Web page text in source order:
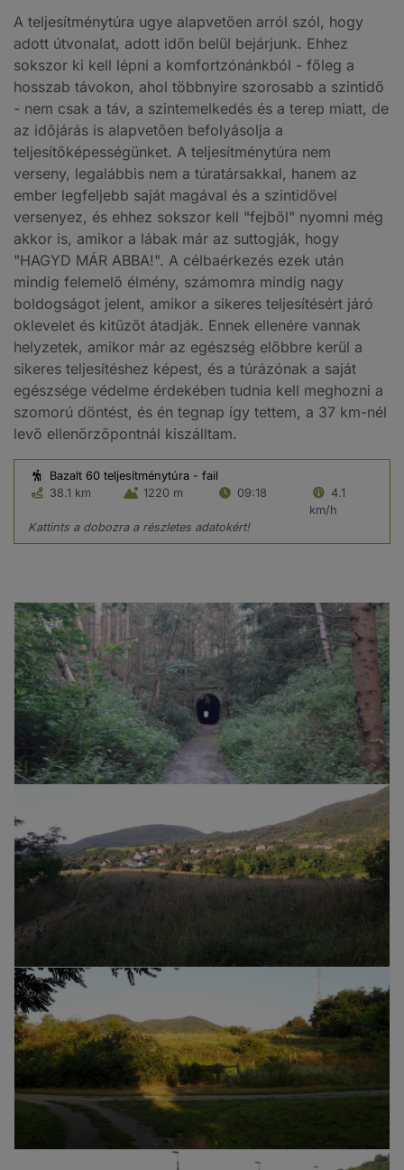
A teljesítménytúra ugye alapvetően arról szól, hogy
adott útvonalat, adott időn belül bejárjunk. Ehhez
sokszor ki kell lépni a komfortzónánkból - főleg a
hosszab távokon, ahol többnyire szorosabb a szintidő
- nem csak a táv, a szintemelkedés és a terep miatt, de
az időjárás is alapvetően befolyásolja a
teljesítőképességünket. A teljesítménytúra nem
verseny, legalábbis nem a túratársakkal, hanem az
ember legfeljebb saját magával és a szintidővel
versenyez, és ehhez sokszor kell "fejből" nyomni még
akkor is, amikor a lábak már az suttogják, hogy
"HAGYD MÁR ABBA!". A célbaérkezés ezek után
mindig felemelő élmény, számomra mindig nagy
boldogságot jelent, amikor a sikeres teljesítésért járó
oklevelet és kitűzőt átadják. Ennek ellenére vannak
helyzetek, amikor már az egészség előbbre kerül a
sikeres teljesítéshez képest, és a túrázónak a saját
egészsége védelme érdekében tudnia kell meghozni a
szomorú döntést, és én tegnap így tettem, a 37 km-nél
levő ellenőrzőpontnál kiszálltam.
Bazalt 60 teljesítménytúra - fail
38.1 km
1220 m 09:18
4.1
km/h
Kattints a dobozra a részletes adatokért!